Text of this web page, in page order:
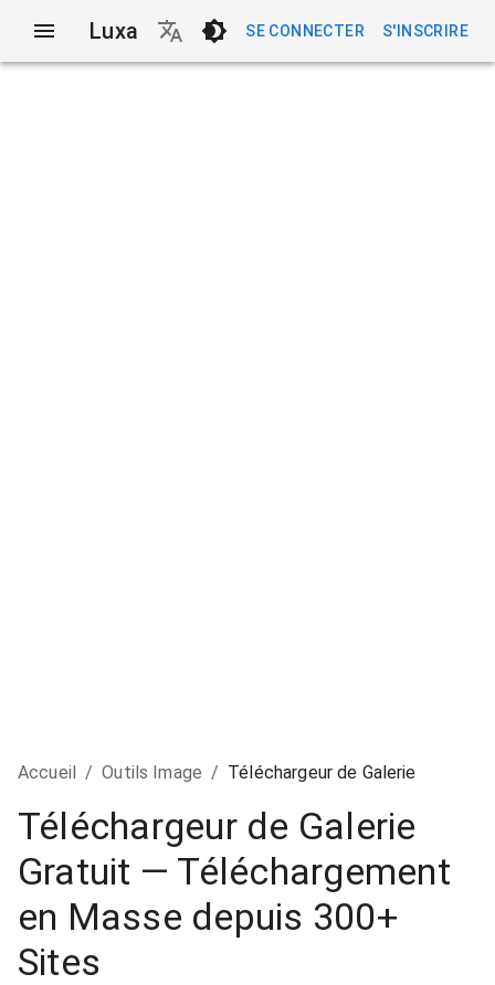
Luxa SE CONNECTER S'INSCRIRE
Accueil / Outils Image / Téléchargeur de Galerie
Téléchargeur de Galerie
Gratuit — Téléchargement
en Masse depuis 300+
Sites